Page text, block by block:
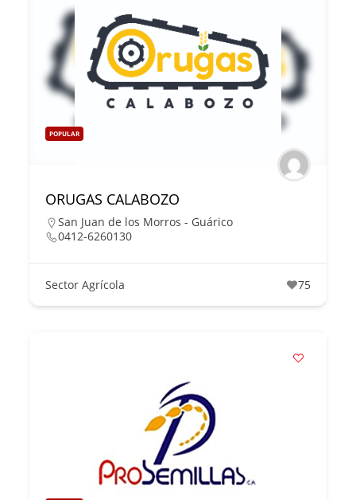
POPULAR
ORUGAS CALABOZO
San Juan de los Morros - Guárico
0412-6260130
Sector Agrícola 75